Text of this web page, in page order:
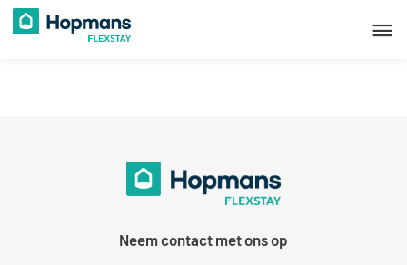
Ga
naar
Neem contact met ons op